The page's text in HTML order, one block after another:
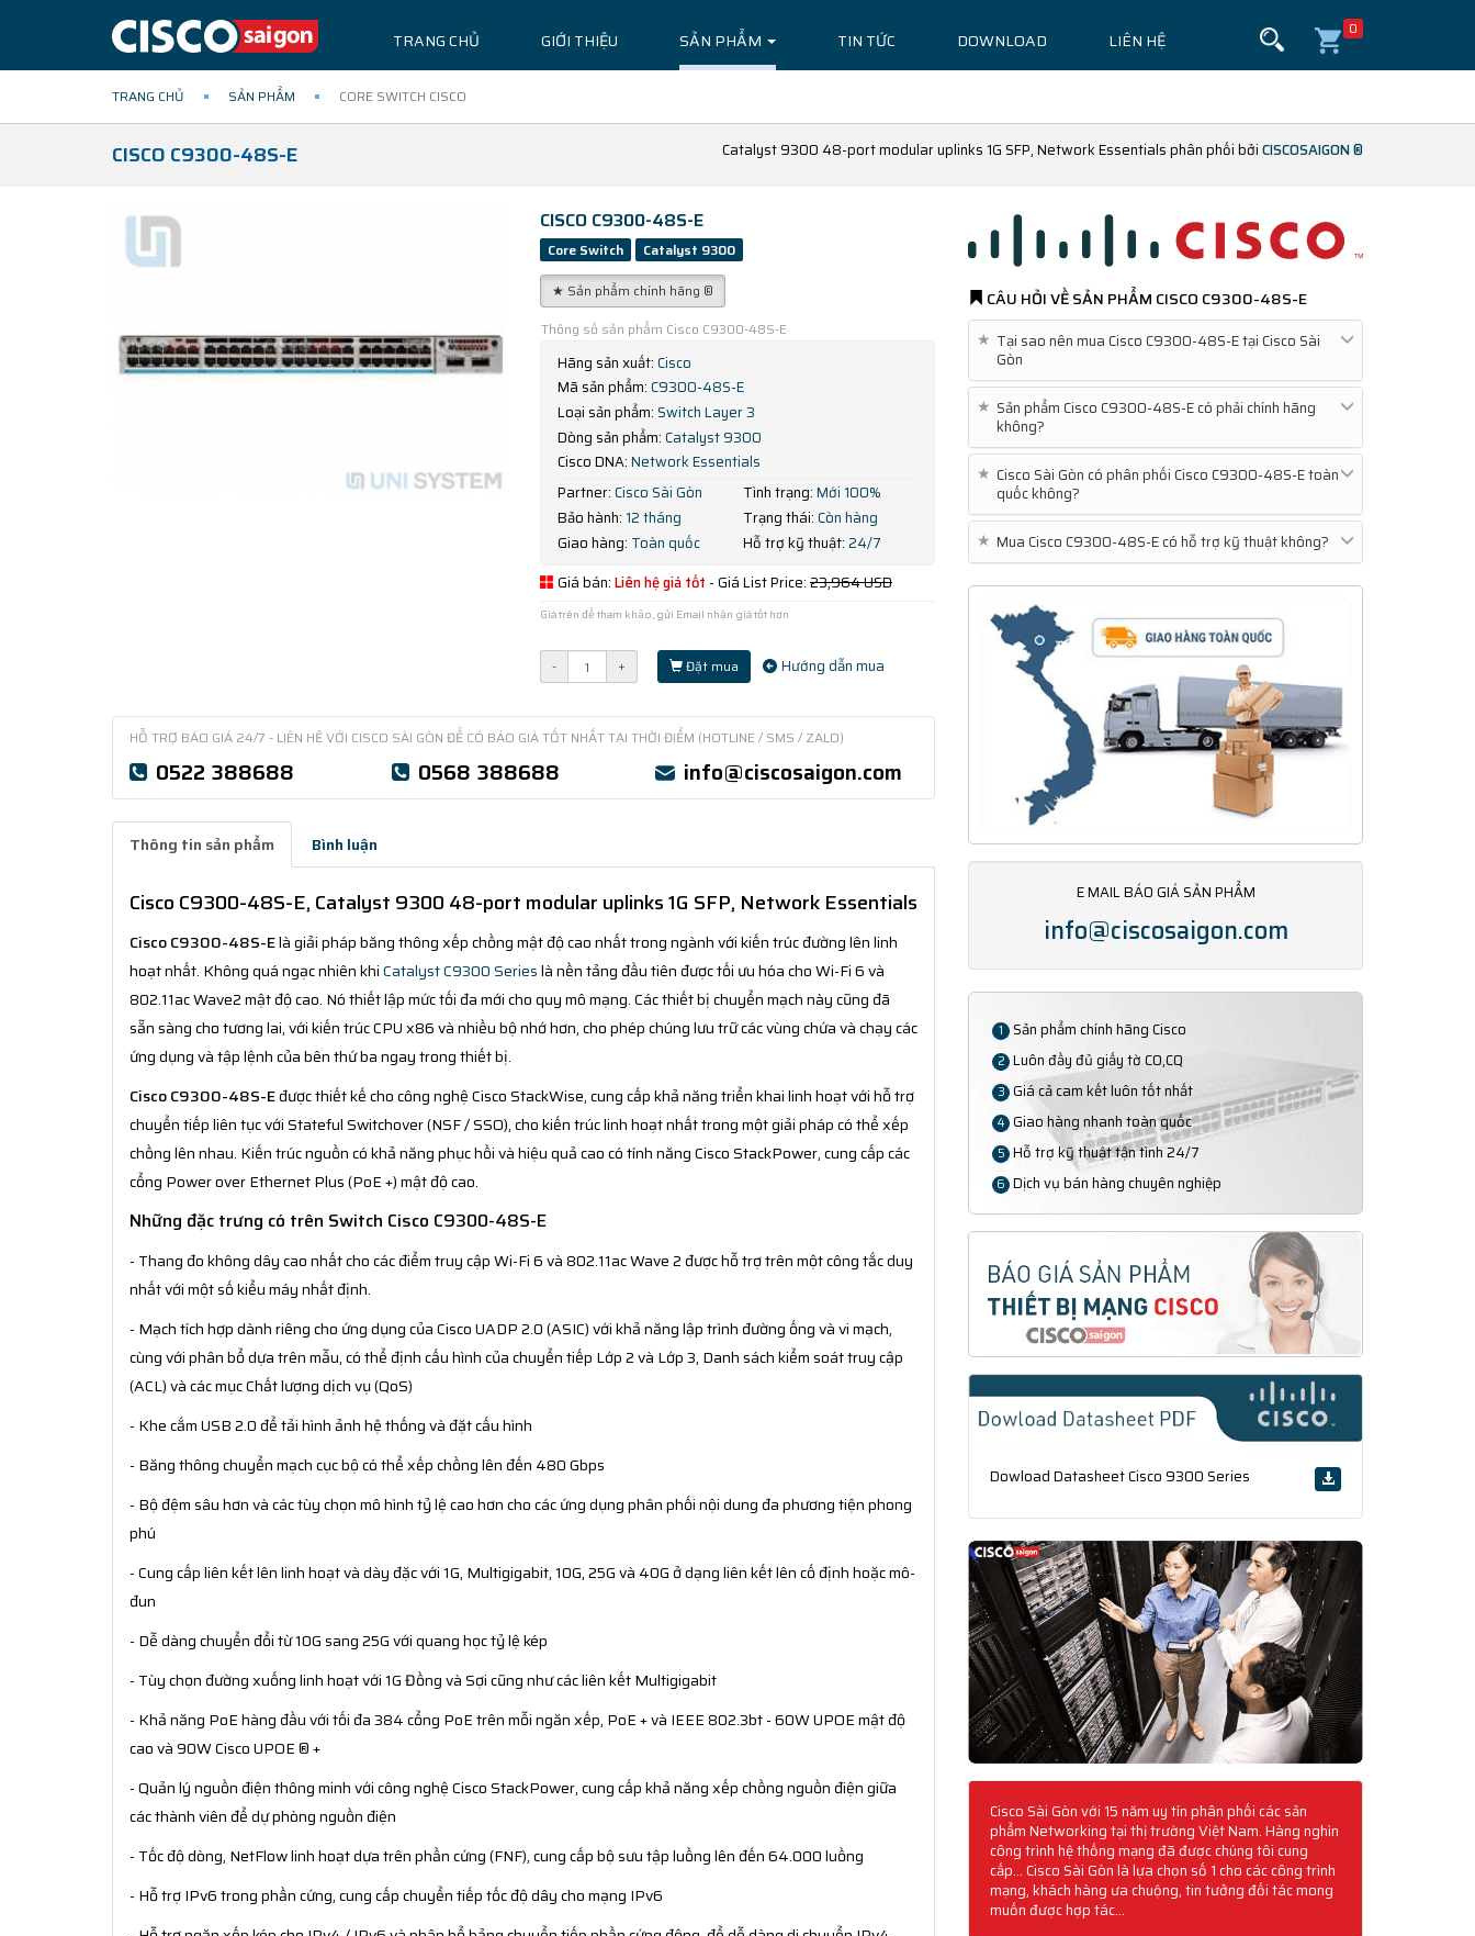
TRANG CHỦ GIỚI THIỆU SẢN PHẨM TIN TỨC DOWNLOAD LIÊN HỆ
0
TRANG CHỦ SẢN PHẨM CORE SWITCH CISCO
CISCO C9300-48S-E Catalyst 9300 48-port modular uplinks 1G SFP, Network Essentials phân phối bởiCISCOSAIGON ®
CISCO C9300-48S-E
Core Switch
Catalyst 9300
★ Sản phẩm chính hãng ®
Thông số sản phẩm Cisco C9300-48S-E
Hãng sản xuất:Cisco
Mã sản phẩm:C9300-48S-E
Loại sản phẩm: Switch Layer 3
Dòng sản phẩm:Catalyst 9300
Cisco DNA:Network Essentials
Partner:Cisco Sài Gòn Tình trạng:Mới 100%
Bảo hành: 12 tháng Trạng thái:Còn hàng
Giao hàng: Toàn quốc Hỗ trợ kỹ thuật:24/7
Giá bán:Liên hệ giá tốt - Giá List Price:23,964 USD
Giá trên để tham khảo, gửi Email nhận giá tốt hơn
- + Đặt mua Hướng dẫn mua
HỖ TRỢ BÁO GIÁ 24/7 - LIÊN HỆ VỚI CISCO SÀI GÒN ĐỂ CÓ BÁO GIÁ TỐT NHẤT TẠI THỜI ĐIỂM (HOTLINE / SMS / ZALO)
0522 388688 0568 388688 info@ciscosaigon.com
Thông tin sản phẩm Bình luận
Cisco C9300-48S-E, Catalyst 9300 48-port modular uplinks 1G SFP, Network Essentials
Cisco C9300-48S-Elà giải pháp băng thông xếp chồng mật độ cao nhất trong ngành với kiến trúc đường lên linh
hoạt nhất. Không quá ngạc nhiên khiCatalyst C9300 Serieslà nền tảng đầu tiên được tối ưu hóa cho Wi-Fi 6 và
802.11ac Wave2 mật độ cao. Nó thiết lập mức tối đa mới cho quy mô mạng. Các thiết bị chuyển mạch này cũng đã
sẵn sàng cho tương lai, với kiến trúc CPU x86 và nhiều bộ nhớ hơn, cho phép chúng lưu trữ các vùng chứa và chạy các
ứng dụng và tập lệnh của bên thứ ba ngay trong thiết bị.
Cisco C9300-48S-Eđược thiết kế cho công nghệ Cisco StackWise, cung cấp khả năng triển khai linh hoạt với hỗ trợ
chuyển tiếp liên tục với Stateful Switchover (NSF / SSO), cho kiến trúc linh hoạt nhất trong một giải pháp có thể xếp
chồng lên nhau. Kiến trúc nguồn có khả năng phục hồi và hiệu quả cao có tính năng Cisco StackPower, cung cấp các
cổng Power over Ethernet Plus (PoE +) mật độ cao.
Những đặc trưng có trên Switch Cisco C9300-48S-E
- Thang đo không dây cao nhất cho các điểm truy cập Wi-Fi 6 và 802.11ac Wave 2 được hỗ trợ trên một công tắc duy
nhất với một số kiểu máy nhất định.
- Mạch tích hợp dành riêng cho ứng dụng của Cisco UADP 2.0 (ASIC) với khả năng lập trình đường ống và vi mạch,
cùng với phân bổ dựa trên mẫu, có thể định cấu hình của chuyển tiếp Lớp 2 và Lớp 3, Danh sách kiểm soát truy cập
(ACL) và các mục Chất lượng dịch vụ (QoS)
- Khe cắm USB 2.0 để tải hình ảnh hệ thống và đặt cấu hình
- Băng thông chuyển mạch cục bộ có thể xếp chồng lên đến 480 Gbps
- Bộ đệm sâu hơn và các tùy chọn mô hình tỷ lệ cao hơn cho các ứng dụng phân phối nội dung đa phương tiện phong
phú
- Cung cấp liên kết lên linh hoạt và dày đặc với 1G, Multigigabit, 10G, 25G và 40G ở dạng liên kết lên cố định hoặc mô-
đun
- Dễ dàng chuyển đổi từ 10G sang 25G với quang học tỷ lệ kép
- Tùy chọn đường xuống linh hoạt với 1G Đồng và Sợi cũng như các liên kết Multigigabit
- Khả năng PoE hàng đầu với tối đa 384 cổng PoE trên mỗi ngăn xếp, PoE + và IEEE 802.3bt - 60W UPOE mật độ
cao và 90W Cisco UPOE ® +
- Quản lý nguồn điện thông minh với công nghệ Cisco StackPower, cung cấp khả năng xếp chồng nguồn điện giữa
các thành viên để dự phòng nguồn điện
- Tốc độ dòng, NetFlow linh hoạt dựa trên phần cứng (FNF), cung cấp bộ sưu tập luồng lên đến 64.000 luồng
- Hỗ trợ IPv6 trong phần cứng, cung cấp chuyển tiếp tốc độ dây cho mạng IPv6
CÂU HỎI VỀ SẢN PHẨM CISCO C9300-48S-E
★ Tại sao nên mua Cisco C9300-48S-E tại Cisco Sài
Gòn
★ Sản phẩm Cisco C9300-48S-E có phải chính hãng
không?
★ Cisco Sài Gòn có phân phối Cisco C9300-48S-E toàn
quốc không?
★ Mua Cisco C9300-48S-E có hỗ trợ kỹ thuật không?
E MAIL BÁO GIÁ SẢN PHẨM
info@ciscosaigon.com
1 Sản phẩm chính hãng Cisco
2 Luôn đầy đủ giấy tờ CO,CQ
3 Giá cả cam kết luôn tốt nhất
4 Giao hàng nhanh toàn quốc
5 Hỗ trợ kỹ thuật tận tình 24/7
6 Dịch vụ bán hàng chuyên nghiệp
Dowload Datasheet Cisco 9300 Series
Cisco Sài Gòn với 15 năm uy tín phân phối các sản
phẩm Networking tại thị trường Việt Nam. Hàng nghìn
công trình hệ thống mạng đã được chúng tôi cung
cấp... Cisco Sài Gòn là lựa chọn số 1 cho các công trình
mạng, khách hàng ưa chuộng, tin tưởng đối tác mong
muốn được hợp tác...